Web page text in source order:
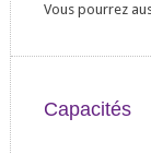
Vous pourrez
Capacités